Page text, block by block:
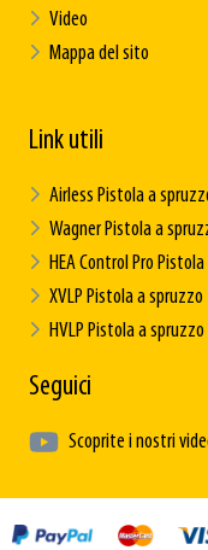
Video
Mappa del sito
Link utili
Airless Pistola a
Wagner Pistola a
HEA Control Pro
XVLP Pistola a spruzzo
HVLP Pistola a spruzzo
Seguici
Scoprite i nostri